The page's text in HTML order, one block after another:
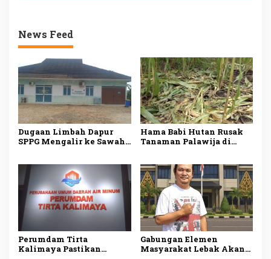
News Feed
Dugaan Limbah Dapur
SPPG Mengalir ke Sawah
Pemeriksaan Menyeluruh
Hama Babi Hutan Rusak
Tanaman Palawija di
Rupiah
Perumdam Tirta
Kalimaya Pastikan
Gabungan Elemen
Masyarakat Lebak Akan